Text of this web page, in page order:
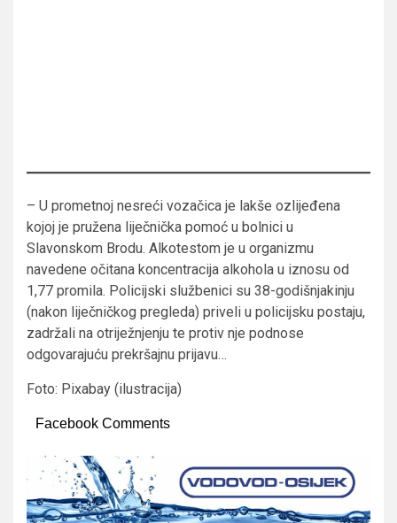
– U prometnoj nesreći vozačica je lakše ozlijeđena
kojoj je pružena liječnička pomoć u bolnici u
Slavonskom Brodu. Alkotestom je u organizmu
navedene očitana koncentracija alkohola u iznosu od
1,77 promila. Policijski službenici su 38-godišnjakinju
(nakon liječničkog pregleda) priveli u policijsku postaju,
zadržali na otriježnjenju te protiv nje podnose
odgovarajuću prekršajnu prijavu…
Foto: Pixabay (ilustracija)
Facebook Comments